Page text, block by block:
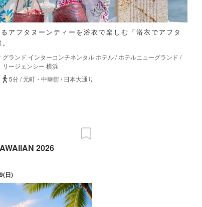
アフタヌーンティーを浴衣で楽しむ「浴衣でアフタ
グランド インターコンチネンタル ホテル/ホテルニューグランド /
リージェンシー 横浜
5分/元町・中華街/ 日本大通り
2026
日)